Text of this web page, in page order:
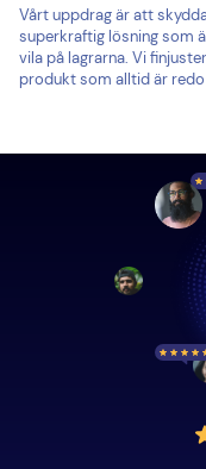
Vårt uppdrag är att
superkraftig lösning som
vila på lagrarna. Vi
produkt som alltid är